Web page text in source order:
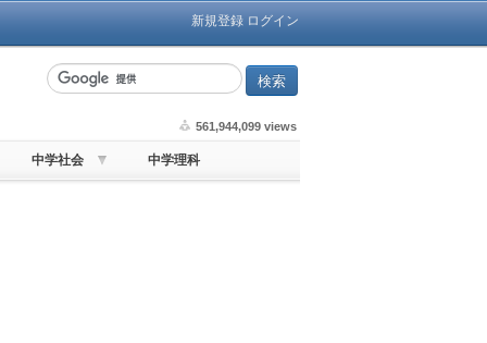
新規登録 ログイン
561,944,099 views
中学社会 中学理科